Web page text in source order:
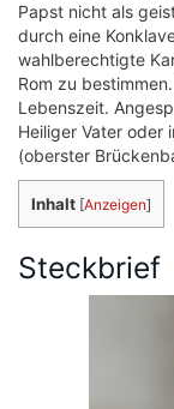
Papst nicht als
durch eine
wahlberechtigte
Rom zu
Lebenszeit.
Heiliger Vater oder
(oberster
Inhalt [Anzeigen]
Steckbrief